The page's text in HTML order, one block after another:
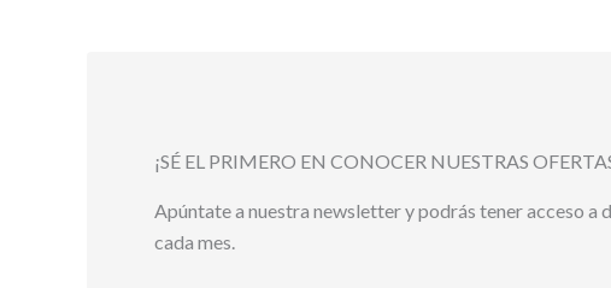
¡SÉ EL PRIMERO EN CONOCER NUESTRAS
Apúntate a nuestra newsletter y podrás tener acceso a
cada mes.